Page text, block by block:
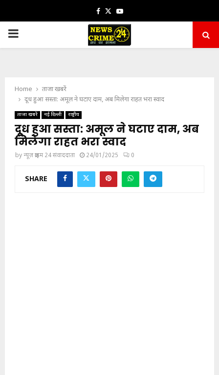
Facebook
TwitterYoutube
PRIMARY
Home
ताजा खबरें
दूध हुआ सस्ता: अमूल ने घटाए दाम, अब मिलेगा राहत भरा स्वाद
ताजा खबरें नई दिल्ली राष्ट्रीय
दूध हुआ सस्ता: अमूल ने घटाए दाम, अब
मिलेगा राहत भरा स्वाद
byन्यूज़ क्राइम 24 संवाददाता 24/01/2025 0
SHARE